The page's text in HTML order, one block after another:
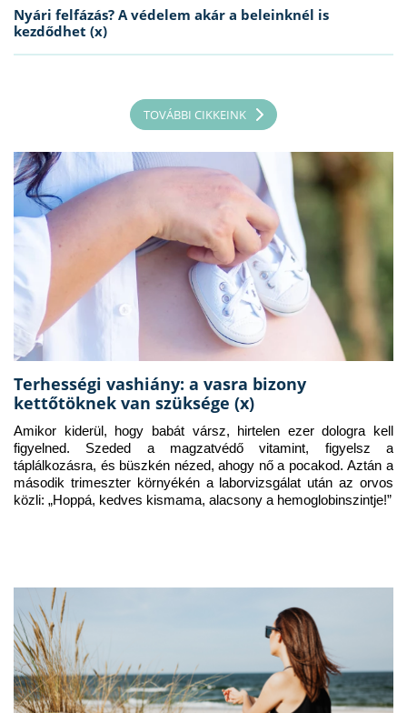
Nyári felfázás? A védelem akár a beleinknél is
kezdődhet (x)
TOVÁBBI CIKKEINK
Terhességi vashiány: a vasra bizony
kettőtöknek van szüksége (x)
Amikor kiderül, hogy babát vársz, hirtelen ezer dologra kell
figyelned. Szeded a magzatvédő vitamint, figyelsz a
táplálkozásra, és büszkén nézed, ahogy nő a pocakod. Aztán a
második trimeszter környékén a laborvizsgálat után az orvos
közli: „Hoppá, kedves kismama, alacsony a hemoglobinszintje!”